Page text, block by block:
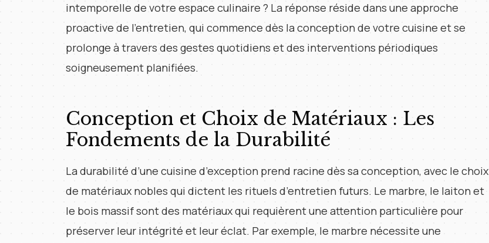
intemporelle de votre espace culinaire ? La réponse réside dans une approche
proactive de l’entretien, qui commence dès la conception de votre cuisine et se
prolonge à travers des gestes quotidiens et des interventions périodiques
soigneusement planifiées.
Conception et Choix de Matériaux : Les
Fondements de la Durabilité
La durabilité d’une cuisine d’exception prend racine dès sa conception, avec le choix
de matériaux nobles qui dictent les rituels d’entretien futurs. Le marbre, le laiton et
le bois massif sont des matériaux qui requièrent une attention particulière pour
préserver leur intégrité et leur éclat. Par exemple, le marbre nécessite une